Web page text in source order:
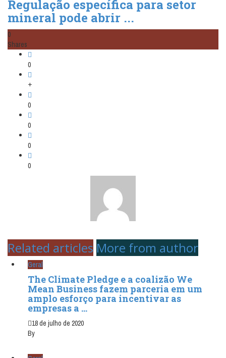
Regulação específica para setor
mineral pode abrir ...
0
Shares
0
+
0
0
0
0
Related articles More from author
Geral
The Climate Pledge e a coalizão We
Mean Business fazem parceria em um
amplo esforço para incentivar as
empresas a ...
18 de julho de 2020
By